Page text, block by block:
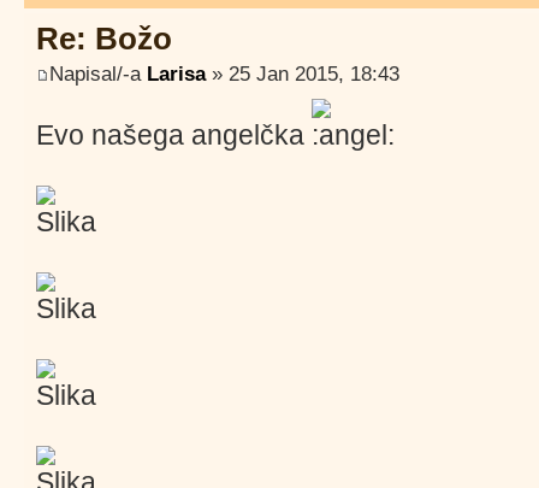
Re: Božo
Napisal/-a Larisa» 25 Jan 2015, 18:43
Evo našega angelčka